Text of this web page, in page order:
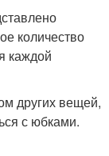
количество
каждой
других вещей,
с юбками.